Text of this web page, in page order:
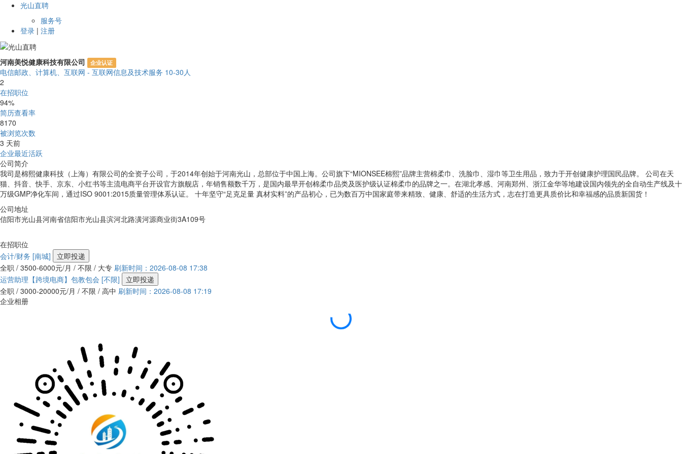
光山直聘
服务号
登录 | 注册
河南美悦健康科技有限公司 企业认证
电信邮政、计算机、互联网 - 互联网信息及技术服务 10-30人
2
在招职位
94%
简历查看率
8170
被浏览次数
3 天前
企业最近活跃
公司简介
我司是棉熙健康科技（上海）有限公司的全资子公司，于2014年创始于河南光山，总部位于中国上海。公司旗下“MIONSEE棉熙”品牌主营棉柔巾、洗脸巾、湿巾等卫生用品，致力于开创健康护理国民品牌。 公司在天
猫、抖音、快手、京东、小红书等主流电商平台开设官方旗舰店，年销售额数千万，是国内最早开创棉柔巾品类及医护级认证棉柔巾的品牌之一。在湖北孝感、河南郑州、浙江金华等地建设国内领先的全自动生产线及十
万级GMP净化车间，通过ISO 9001:2015质量管理体系认证。 十年坚守“足克足量 真材实料”的产品初心，已为数百万中国家庭带来精致、健康、舒适的生活方式，志在打造更具质价比和幸福感的品质新国货！
公司地址
信阳市光山县河南省信阳市光山县滨河北路潢河源商业街3A109号
在招职位
会计/财务 [南城]
立即投递
全职 / 3500-6000元/月 / 不限 / 大专 刷新时间：2026-08-08 17:38
运营助理【跨境电商】包教包会 [不限]
立即投递
全职 / 3000-20000元/月 / 不限 / 高中 刷新时间：2026-08-08 17:19
企业相册